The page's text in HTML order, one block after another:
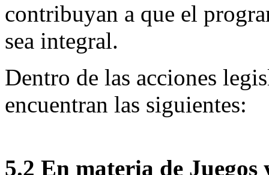
contribuyan a que el
sea integral.
Dentro de las acciones
encuentran las siguientes:
5.2 En materia de Juegos